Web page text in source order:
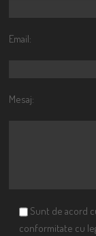
Email:
Mesaj:
Sunt de acord
conformitate cu